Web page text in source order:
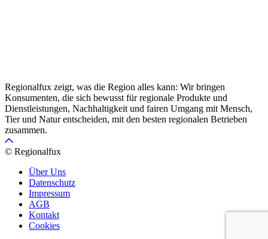
Regionalfux zeigt, was die Region alles kann: Wir bringen
Konsumenten, die sich bewusst für regionale Produkte und
Dienstleistungen, Nachhaltigkeit und fairen Umgang mit Mensch,
Tier und Natur entscheiden, mit den besten regionalen Betrieben
zusammen.
© Regionalfux
Über Uns
Datenschutz
Impressum
AGB
Kontakt
Cookies